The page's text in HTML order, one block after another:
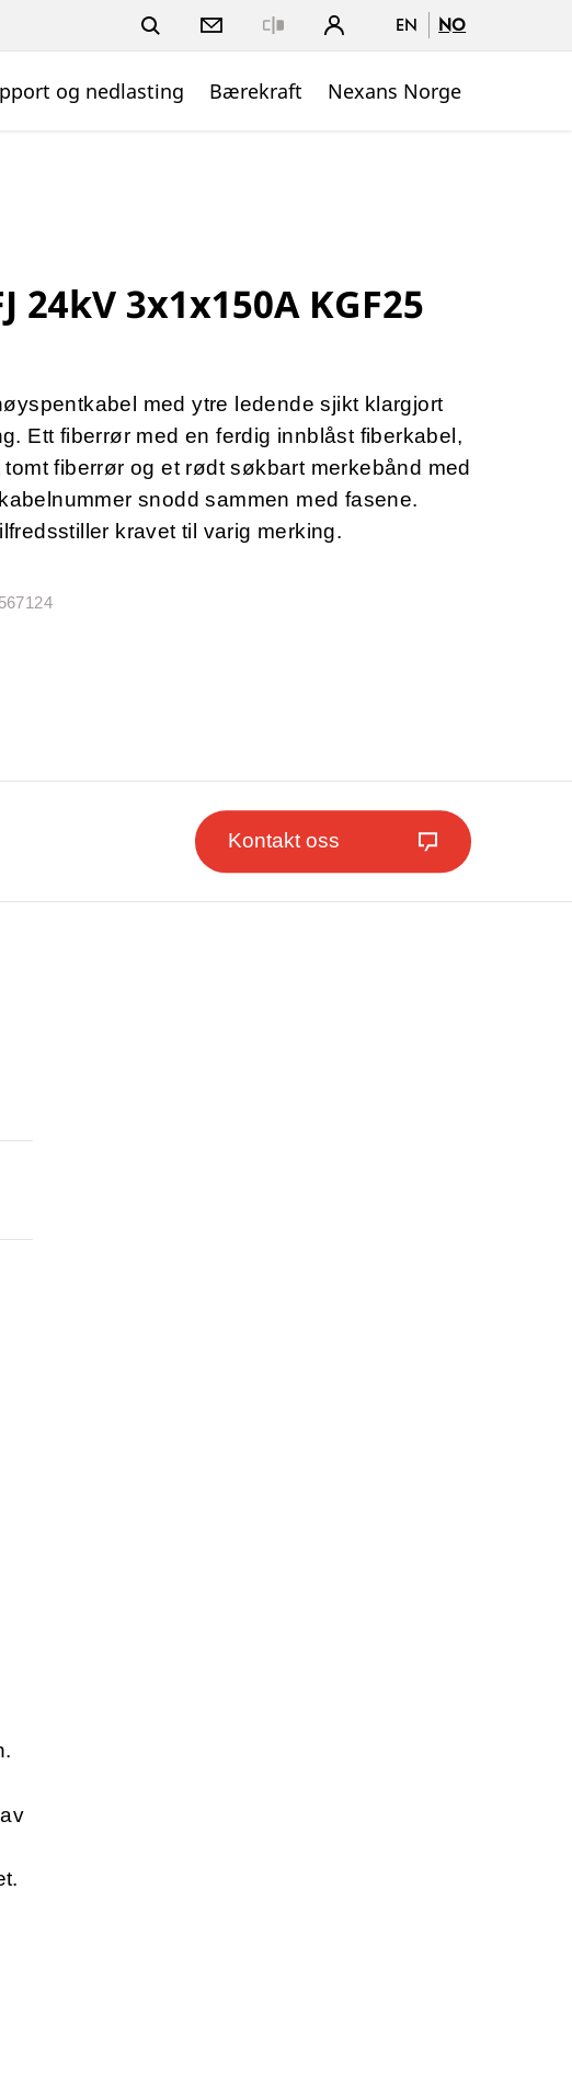
EN NO
og nedlasting Bærekraft Nexans Norge
24kV 3x1x150A KGF25
med ytre ledende sjikt klargjort
Ett fiberrør med en ferdig innblåst fiberkabel,
fiberrør og et rødt søkbart merkebånd med
snodd sammen med fasene.
kravet til varig merking.
Kontakt oss